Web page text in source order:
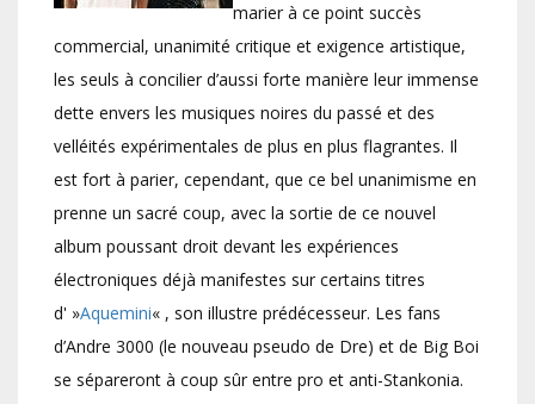
marier à ce point succès
commercial, unanimité critique et exigence artistique,
les seuls à concilier d’aussi forte manière leur immense
dette envers les musiques noires du passé et des
velléités expérimentales de plus en plus flagrantes. Il
est fort à parier, cependant, que ce bel unanimisme en
prenne un sacré coup, avec la sortie de ce nouvel
album poussant droit devant les expériences
électroniques déjà manifestes sur certains titres
d' »Aquemini« , son illustre prédécesseur. Les fans
d’Andre 3000 (le nouveau pseudo de Dre) et de Big Boi
se sépareront à coup sûr entre pro et anti-Stankonia.